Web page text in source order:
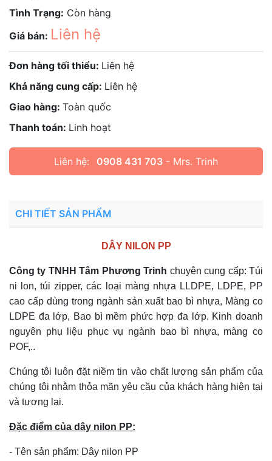
Tình Trạng: Còn hàng
Giá bán: Liên hệ
Đơn hàng tối thiểu: Liên hệ
Khả năng cung cấp: Liên hệ
Giao hàng: Toàn quốc
Thanh toán: Linh hoạt
Liên hệ: 0908 431 703 - Mrs. Trinh
CHI TIẾT SẢN PHẨM
DÂY NILON PP
Công ty TNHH Tâm Phương Trinh chuyên cung cấp: Túi
ni lon, túi zipper, các loại màng nhựa LLDPE, LDPE, PP
cao cấp dùng trong ngành sản xuất bao bì nhựa, Màng co
LDPE đa lớp, Bao bì mềm phức hợp đa lớp. Kinh doanh
nguyên phụ liệu phục vụ ngành bao bì nhựa, màng co
POF,..
Chúng tôi luôn đặt niềm tin vào chất lượng sản phẩm của
chúng tôi nhằm thỏa mãn yêu cầu của khách hàng hiện tại
và tương lai.
Đặc điểm của dây nilon PP:
- Tên sản phẩm: Dây nilon PP